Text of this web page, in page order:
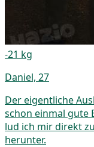
-21 kg
Daniel, 27
Der eigentliche
schon einmal gute
lud ich mir direkt
herunter.